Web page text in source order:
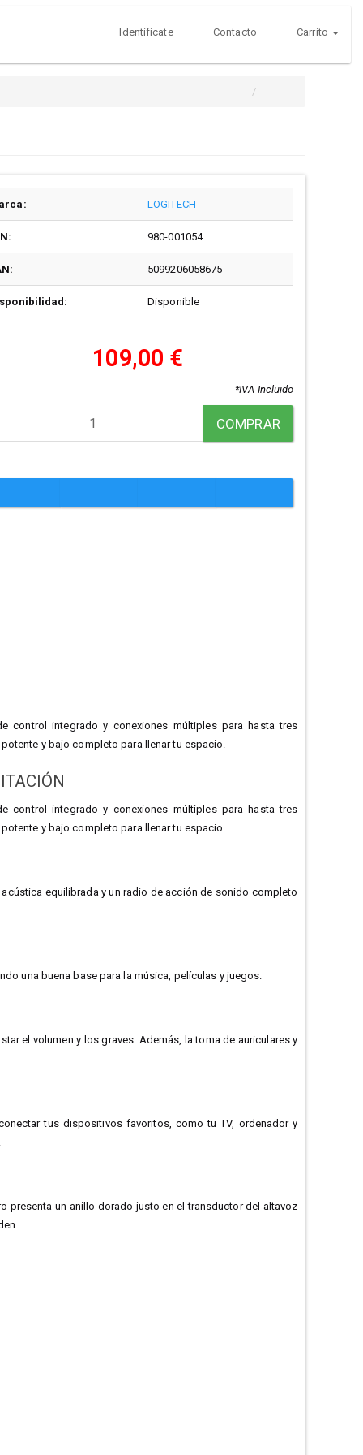
Identifícate Contacto Carrito
LOGITECH
980-001054
5099206058675
Disponible
109,00 €
*IVA Incluido
COMPRAR
control integrado y conexiones múltiples para hasta tres
y bajo completo para llenar tu espacio.
control integrado y conexiones múltiples para hasta tres
y bajo completo para llenar tu espacio.
equilibrada y un radio de acción de sonido completo
una buena base para la música, películas y juegos.
el volumen y los graves. Además, la toma de auriculares y
tus dispositivos favoritos, como tu TV, ordenador y
presenta un anillo dorado justo en el transductor del altavoz